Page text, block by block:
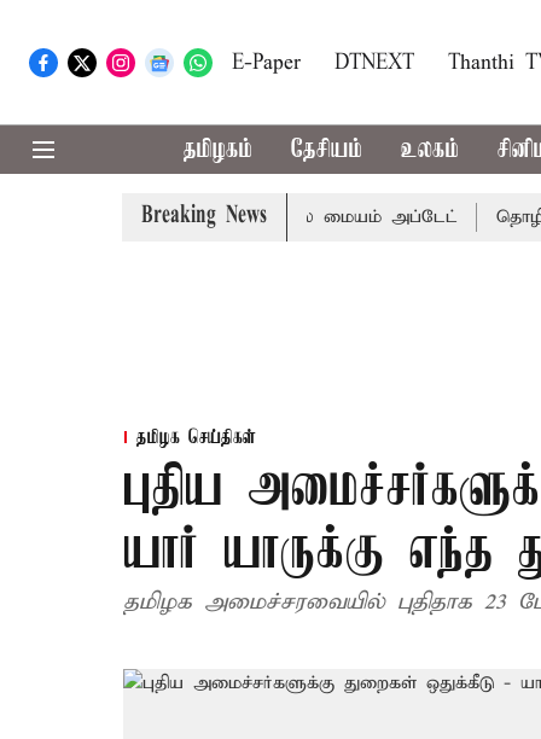
E-Paper DTNEXT Thanthi
தமிழகம் தேசியம் உலகம்
Breaking News
மழைக்கு வாய்ப்பா..? வானிலை மையம் அப்டேட்
தமிழக செய்திகள்
புதிய
யார் யாருக்கு எந்த
தமிழக அமைச்சரவையில் புதிதாக 23